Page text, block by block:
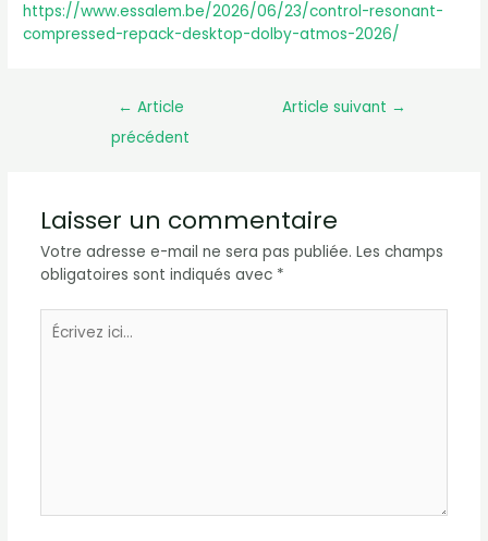
https://www.essalem.be/2026/06/23/control-resonant-
compressed-repack-desktop-dolby-atmos-2026/
← Article
précédent
Article suivant →
Laisser un commentaire
Votre adresse e-mail ne sera pas publiée. Les champs
obligatoires sont indiqués avec *
Écrivez
ici…